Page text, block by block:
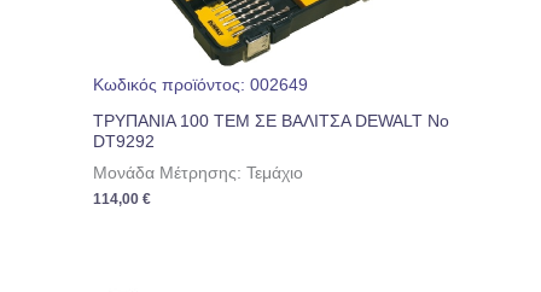
Κωδικός προϊόντος: 002649
ΤΡΥΠΑΝΙΑ 100 ΤΕΜ ΣΕ ΒΑΛΙΤΣΑ DEWALT No
DT9292
Μονάδα Μέτρησης: Τεμάχιο
114,00€